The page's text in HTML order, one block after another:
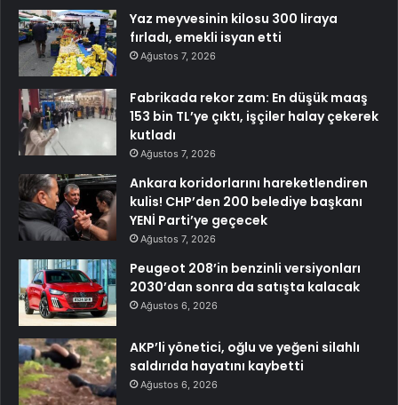
Yaz meyvesinin kilosu 300 liraya
fırladı, emekli isyan etti
Ağustos 7, 2026
Fabrikada rekor zam: En düşük maaş
153 bin TL’ye çıktı, işçiler halay çekerek
kutladı
Ağustos 7, 2026
Ankara koridorlarını hareketlendiren
kulis! CHP’den 200 belediye başkanı
YENİ Parti’ye geçecek
Ağustos 7, 2026
Peugeot 208’in benzinli versiyonları
2030’dan sonra da satışta kalacak
Ağustos 6, 2026
AKP’li yönetici, oğlu ve yeğeni silahlı
saldırıda hayatını kaybetti
Ağustos 6, 2026